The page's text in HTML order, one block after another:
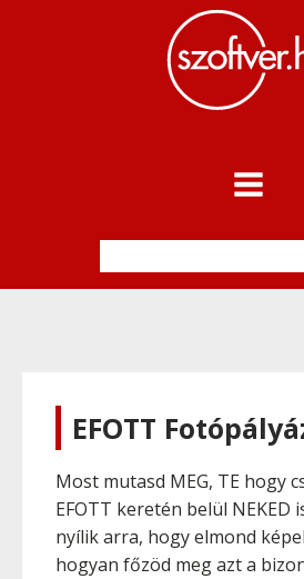
EFOTT
Most mutasd MEG, TE hogy
EFOTT keretén belül NEKED
nyílik arra, hogy elmond
hogyan főzöd meg azt a